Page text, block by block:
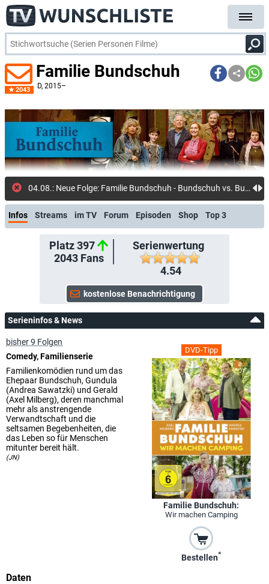
2043
Familie Bundschuh
D, 2015–
04.08.: Neue Folge: Familie Bundschuh - Bundschuh vs. Bundschuh (WOW Channel)
Infos Streams im TV Forum Episoden Shop Top 3
Platz 397
2043Fans
Serienwertung
4.54
Serieninfos & News
DVD-Tipp
Familie Bundschuh:
Wir machen Camping
Bestellen*
bisher 9 Folgen
Comedy, Familienserie
Familienkomödien rund um das
Ehepaar Bundschuh, Gundula
(Andrea Sawatzki) und Gerald
(Axel Milberg), deren manchmal
mehr als anstrengende
Verwandtschaft und die
seltsamen Begebenheiten, die
das Leben so für Menschen
mitunter bereit hält.
(JN)
Daten